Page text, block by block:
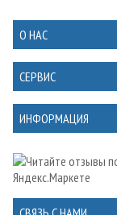
О НАС
СЕРВИС
ИНФОРМАЦИЯ